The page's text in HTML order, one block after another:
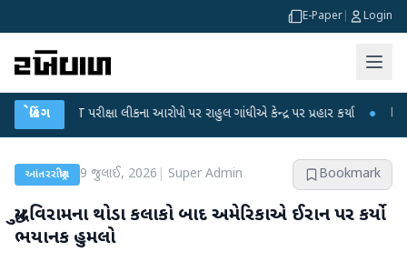
E-Paper Login
બ્રેકિંગ
NET પરીક્ષા લીકના આરોપો પર રાહુલ ગાંધીએ કેન્દ્ર પર પ્રહાર કર્યા ● હિંમતનગરમાં
આંતરરાષ્ટ્રીય 9 જુલાઈ, 2026 Super Admin Bookmark
યુદ્ધવિરામના થોડા કલાકો બાદ અમેરિકાએ ઈરાન પર કર્યો
ભયાનક હુમલો